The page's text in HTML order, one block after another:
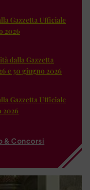
Gazzetta Ufficiale
2026
dalla Gazzetta
e 30 giugno 2026
Gazzetta Ufficiale
2026
& Concorsi